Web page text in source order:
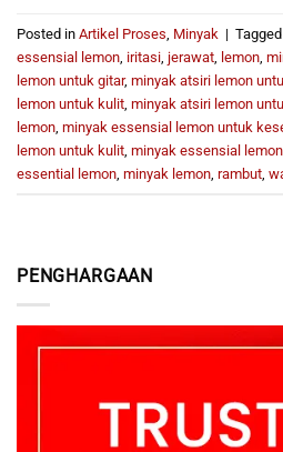
PENGHARGAAN
Posted in Artikel Proses Minyak | Tagged
essensial lemon iritasi jerawat lemon
lemon untuk gitar, minyak atsiri lemon
lemon untuk kulit minyak atsiri lemon
lemon minyak essensial lemon untuk
lemon untuk kulit minyak essensial
essential lemon minyak lemon rambut